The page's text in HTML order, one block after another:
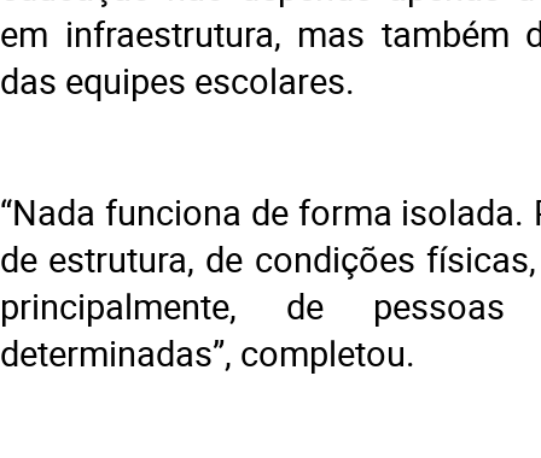
em infraestrutura, mas também
das equipes escolares.
“Nada funciona de forma
de estrutura, de condições
principalmente, de
determinadas”, completou.